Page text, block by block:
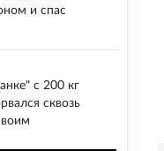
и спас
с 200 кг
сквозь